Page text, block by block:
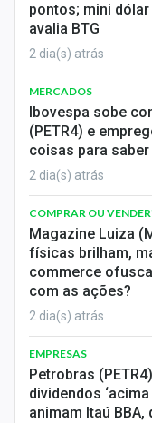
pontos; mini
avalia BTG
2 dia(s) atrás
MERCADOS
Ibovespa sobe
(PETR4) e
coisas para
2 dia(s) atrás
COMPRAR OU
Magazine Luiza
físicas brilham,
commerce
com as ações?
2 dia(s) atrás
EMPRESAS
Petrobras
dividendos
animam Itaú